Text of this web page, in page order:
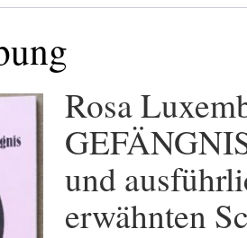
Rosa
und
erwähnten